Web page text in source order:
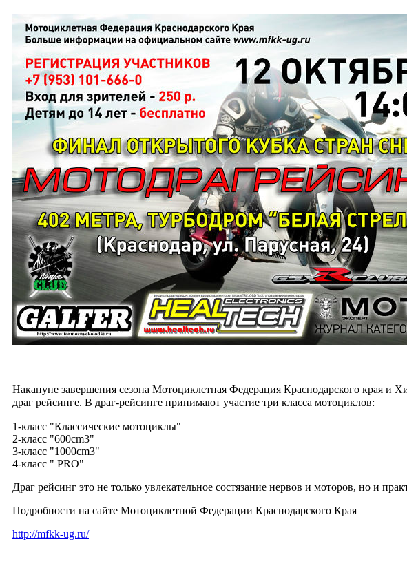
Накануне завершения сезона Мотоциклетная Федерация Краснодарского края и
драг рейсинге. В драг-рейсинге принимают участие три класса мотоциклов:
1-класс "Классические мотоциклы"
2-класс "600cm3"
3-класс "1000cm3"
4-класс " PRO"
Драг рейсинг это не только увлекательное состязание нервов и моторов, но и
Подробности на сайте Мотоциклетной Федерации Краснодарского Края
http://mfkk-ug.ru/